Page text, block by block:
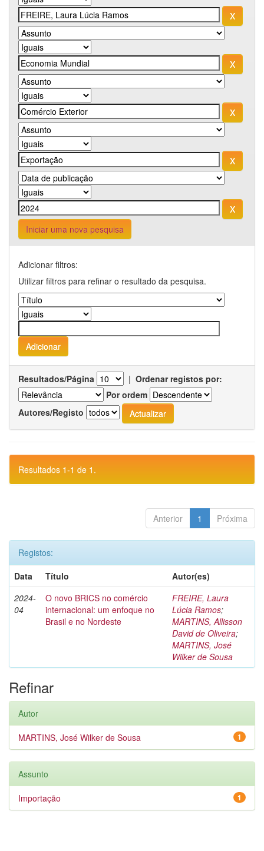
Iniciar uma nova pesquisa
Adicionar filtros:
Utilizar filtros para refinar o resultado da pesquisa.
Resultados/Página | Ordenar registos por:
Por ordem
Autores/Registo
Resultados 1-1 de 1.
Anterior 1 Próxima
Registos:
Data
Título
Autor(es)
2024-
04
O novo BRICS no comércio
internacional: um enfoque no
Brasil e no Nordeste
FREIRE, Laura
Lúcia Ramos;
MARTINS, Allisson
David de Oliveira;
MARTINS, José
Wilker de Sousa
Refinar
Autor
1
MARTINS, José Wilker de Sousa
Assunto
1
Importação